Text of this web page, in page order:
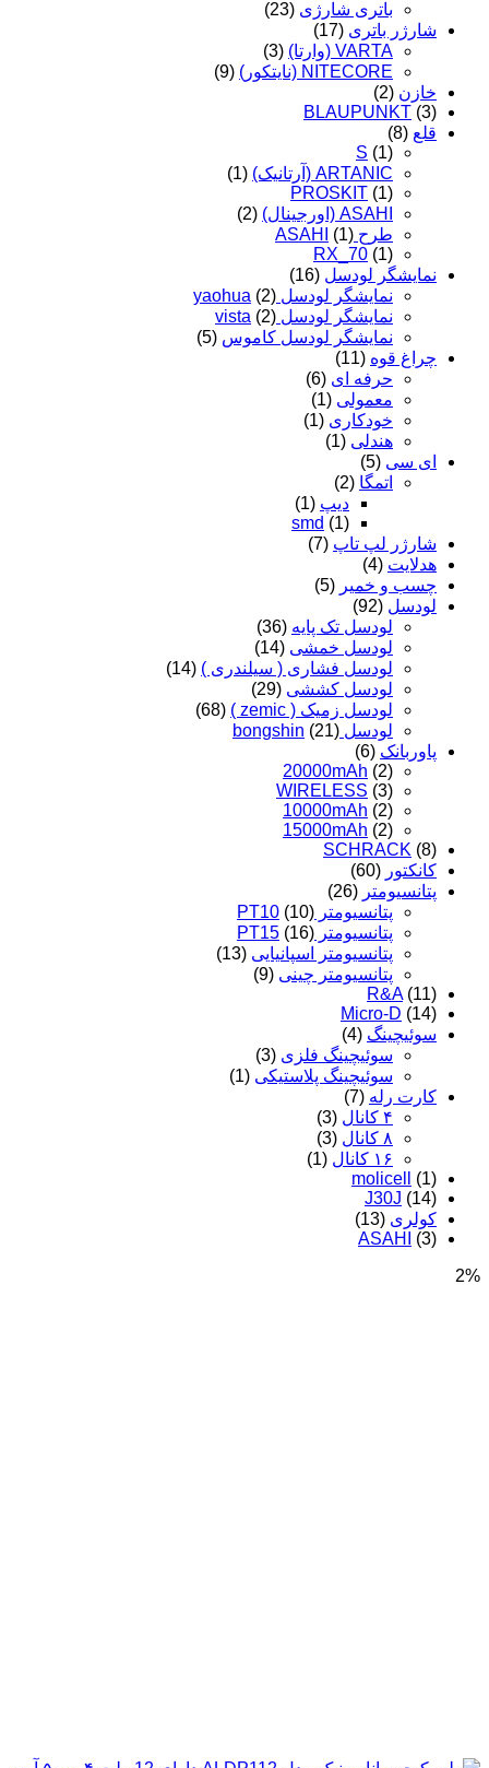
باتری شارژی (23)
شارژر باتری (17)
VARTA (وارتا)
(3)
NITECORE (نایتکور)
(9)
خازن (2)
BLAUPUNKT (3)
قلع (8)
S (1)
ARTANIC (آرتانیک)
(1)
PROSKIT (1)
ASAHI (اورجینال)
(2)
طرح ASAHI (1)
RX_70 (1)
نمایشگر لودسل (16)
نمایشگر لودسل yaohua (2)
نمایشگر لودسل vista (2)
نمایشگر لودسل کاموس (5)
چراغ قوه (11)
حرفه ای (6)
معمولی (1)
خودکاری (1)
هندلی (1)
ای سی (5)
اتمگا (2)
دیپ (1)
smd (1)
شارژر لپ تاپ (7)
هدلایت (4)
چسب و خمیر (5)
لودسل (92)
لودسل تک پایه (36)
لودسل خمشی (14)
لودسل فشاری ( سیلندری ) (14)
لودسل کششی (29)
لودسل زمیک ( zemic )
(68)
لودسل bongshin (21)
پاوربانک (6)
20000mAh (2)
WIRELESS (3)
10000mAh (2)
15000mAh (2)
SCHRACK (8)
کانکتور (60)
پتانسیومتر (26)
پتانسیومتر PT10 (10)
پتانسیومتر PT15 (16)
پتانسیومتر اسپانیایی (13)
پتانسیومتر چینی (9)
R&A (11)
Micro-D (14)
سوئیچینگ (4)
سوئیچینگ فلزی (3)
سوئیچینگ پلاستیکی (1)
کارت رله (7)
۴ کانال
(3)
۸ کانال
(3)
۱۶ کانال
(1)
molicell
(1)
J30J (14)
کولری (13)
ASAHI
(3)
2%